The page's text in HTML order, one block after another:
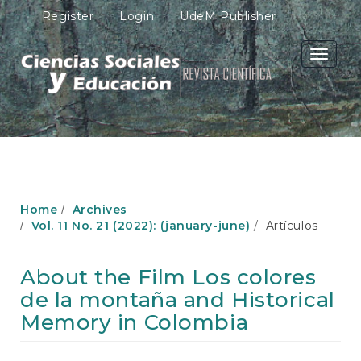
M
a
i
n
N
a
v
i
g
n
n
C
o
n
Register Login UdeM Publisher
Toggle
Home
Archives
Vol. 11 No. 21 (2022): (january-june)
Artículos
About the Film Los colores
de la montaña and Historical
Memory in Colombia